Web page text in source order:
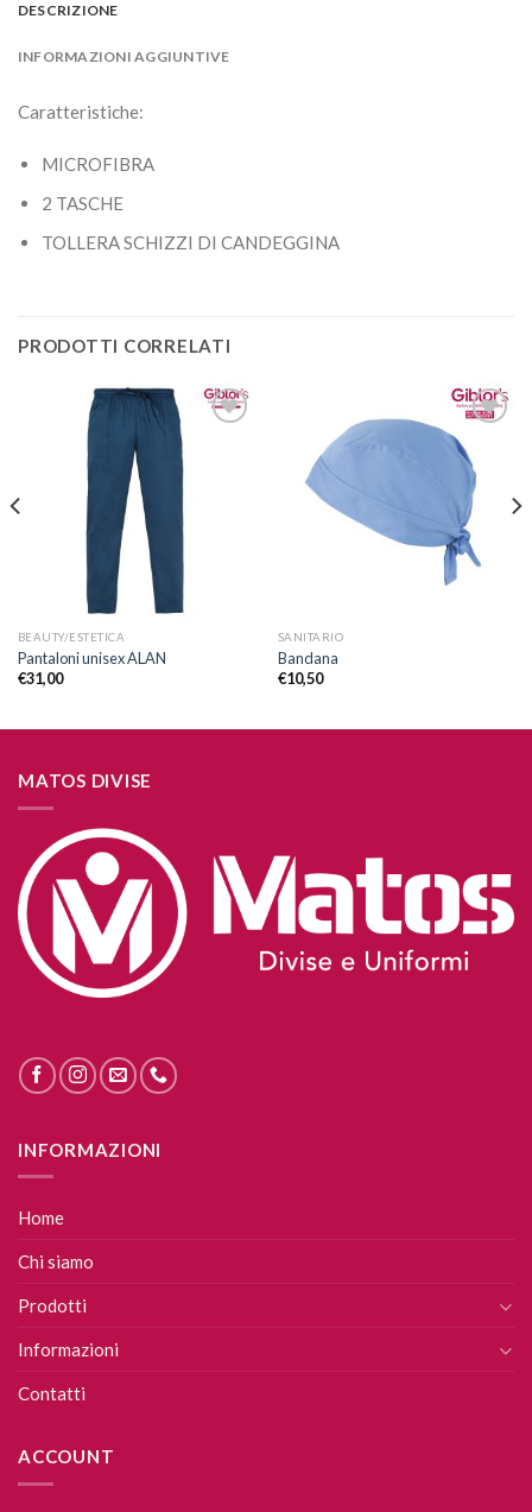
DESCRIZIONE
INFORMAZIONI AGGIUNTIVE
Caratteristiche:
MICROFIBRA
2 TASCHE
TOLLERA SCHIZZI DI CANDEGGINA
PRODOTTI CORRELATI
BEAUTY/ESTETICA
Pantaloni unisex ALAN
€31,00
Aggiungi
alla lista
dei
desideri
SANITARIO
Bandana
€10,50
MATOS DIVISE
INFORMAZIONI
Home
Chi siamo
Prodotti
Informazioni
Contatti
ACCOUNT